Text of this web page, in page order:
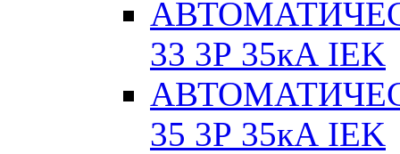
33 3Р 35кА IEK
35 3Р 35кА IEK